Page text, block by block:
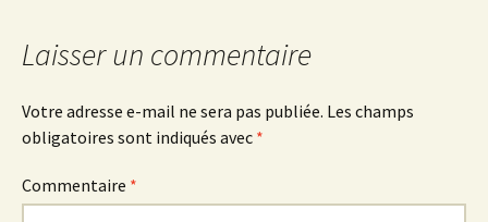
articles
Laisser un commentaire
Votre adresse e-mail ne sera pas publiée. Les champs
obligatoires sont indiqués avec *
Commentaire *